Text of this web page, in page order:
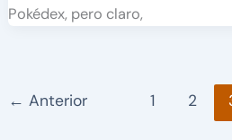
Pokédex, pero claro,
← Anterior 1 2